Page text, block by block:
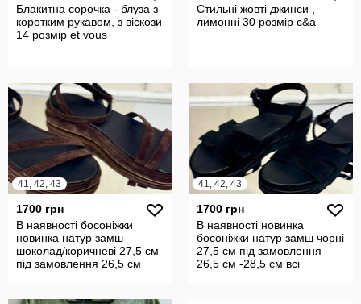
Блакитна сорочка - блуза з
коротким рукавом, з віскози
14 розмір et vous
Стильні жовті джинси ,
лимонні 30 розмір c&a
41, 42, 43
1700 грн
В наявності босоніжки
новинка натур замш
шоколад/коричневі 27,5 см
під замовлення 26,5 см
41, 42, 43
1700 грн
В наявності новинка
босоніжки натур замш чорні
27,5 см під замовлення
26,5 см -28,5 см всі